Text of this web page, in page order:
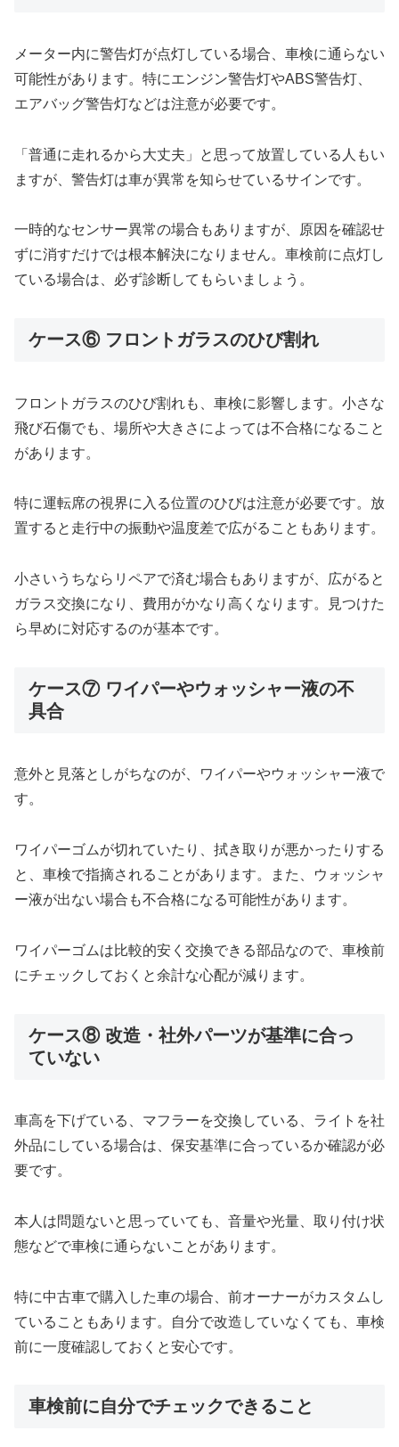
メーター内に警告灯が点灯している場合、車検に通らない
可能性があります。特にエンジン警告灯やABS警告灯、
エアバッグ警告灯などは注意が必要です。
「普通に走れるから大丈夫」と思って放置している人もい
ますが、警告灯は車が異常を知らせているサインです。
一時的なセンサー異常の場合もありますが、原因を確認せ
ずに消すだけでは根本解決になりません。車検前に点灯し
ている場合は、必ず診断してもらいましょう。
ケース⑥ フロントガラスのひび割れ
フロントガラスのひび割れも、車検に影響します。小さな
飛び石傷でも、場所や大きさによっては不合格になること
があります。
特に運転席の視界に入る位置のひびは注意が必要です。放
置すると走行中の振動や温度差で広がることもあります。
小さいうちならリペアで済む場合もありますが、広がると
ガラス交換になり、費用がかなり高くなります。見つけた
ら早めに対応するのが基本です。
ケース⑦ ワイパーやウォッシャー液の不
具合
意外と見落としがちなのが、ワイパーやウォッシャー液で
す。
ワイパーゴムが切れていたり、拭き取りが悪かったりする
と、車検で指摘されることがあります。また、ウォッシャ
ー液が出ない場合も不合格になる可能性があります。
ワイパーゴムは比較的安く交換できる部品なので、車検前
にチェックしておくと余計な心配が減ります。
ケース⑧ 改造・社外パーツが基準に合っ
ていない
車高を下げている、マフラーを交換している、ライトを社
外品にしている場合は、保安基準に合っているか確認が必
要です。
本人は問題ないと思っていても、音量や光量、取り付け状
態などで車検に通らないことがあります。
特に中古車で購入した車の場合、前オーナーがカスタムし
ていることもあります。自分で改造していなくても、車検
前に一度確認しておくと安心です。
車検前に自分でチェックできること